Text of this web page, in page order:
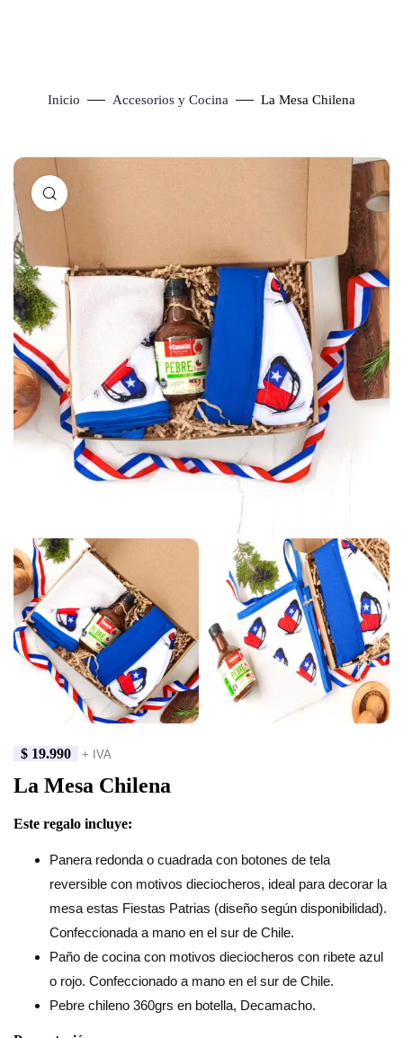
Inicio Accesorios y Cocina La Mesa Chilena
$ 19.990 + IVA
La Mesa Chilena
Este regalo incluye:
Panera redonda o cuadrada con botones de tela
reversible con motivos dieciocheros, ideal para decorar la
mesa estas Fiestas Patrias (diseño según disponibilidad).
Confeccionada a mano en el sur de Chile.
Paño de cocina con motivos dieciocheros con ribete azul
o rojo. Confeccionado a mano en el sur de Chile.
Pebre chileno 360grs en botella, Decamacho.